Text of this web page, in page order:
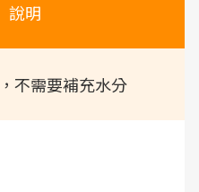
說明
不需要補充水分